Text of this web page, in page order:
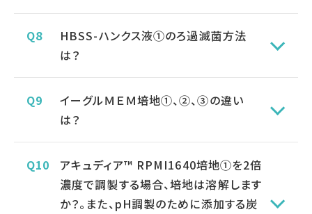
HBSS-ハンクス液①のろ過滅菌方法
は？
イーグルＭＥＭ培地①、②、③の違い
は？
アキュディア™ RPMI1640培地①を2倍
濃度で調製する場合、培地は溶解します
か？。また、pH調製のために添加する炭